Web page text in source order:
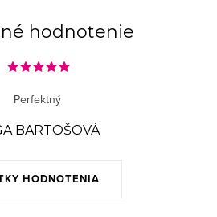
hodnotenie
HODNOTENIA
Perfektný
BARTOŠOVÁ